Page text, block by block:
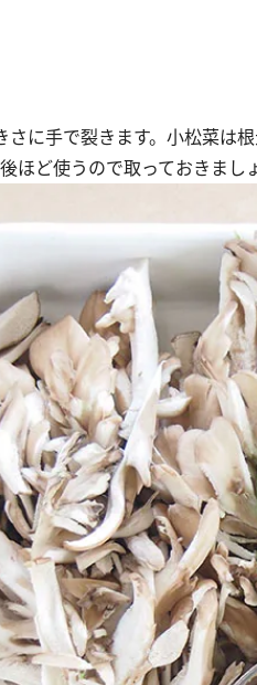
に手で裂きます。小松菜は
ほど使うので取っておきまし